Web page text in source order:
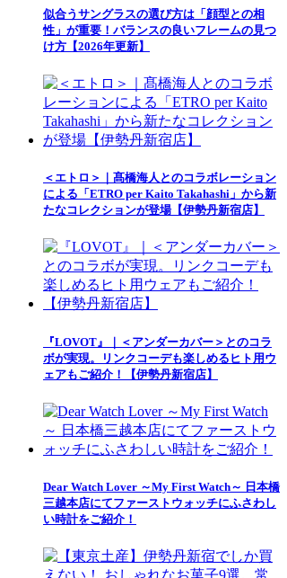
似合うサングラスの選び方は「顔型との相
性」が重要！バランスの良いフレームの見つ
け方【2026年更新】
＜エトロ＞｜髙橋海人とのコラボレーション
による「ETRO per Kaito Takahashi」から新
たなコレクションが登場【伊勢丹新宿店】
『LOVOT』｜＜アンダーカバー＞とのコラ
ボが実現。リンクコーデも楽しめるヒト用ウ
ェアもご紹介！【伊勢丹新宿店】
Dear Watch Lover ～My First Watch～ 日本橋
三越本店にてファーストウォッチにふさわし
い時計をご紹介！